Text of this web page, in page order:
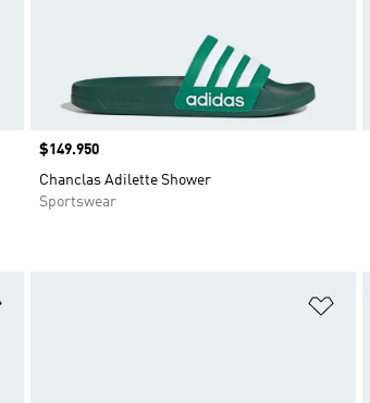
Precio
$149.950
Chanclas Adilette Shower
Sportswear